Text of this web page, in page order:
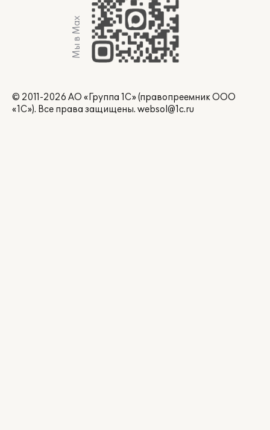
Мы в Max
© 2011-2026 АО «Группа 1С» (правопреемник ООО
«1С»). Все права защищены. websol@1c.ru